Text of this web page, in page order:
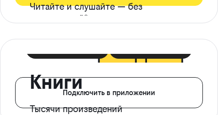
Читайте и слушайте — без
ограничений*
Книги
Тысячи произведений
Подключить в приложении